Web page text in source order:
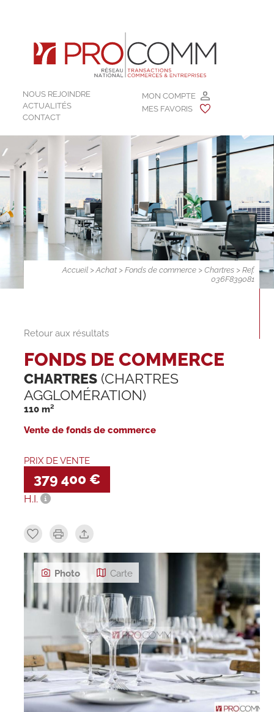
MON COMPTE
MES FAVORIS
NOUS REJOINDRE
ACTUALITÉS
CONTACT
Accueil >Achat >Fonds de commerce >Chartres > Ref.
036F839081
Retour aux résultats
Photo Carte
FONDS DE COMMERCE
CHARTRES(CHARTRES
AGGLOMÉRATION)
110 m²
Vente de fonds de commerce
PRIX DE VENTE
379 400 €
H.I.